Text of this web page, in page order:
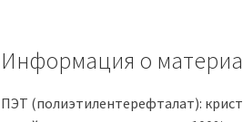
Информация о
ПЭТ (полиэтилентерефталат):